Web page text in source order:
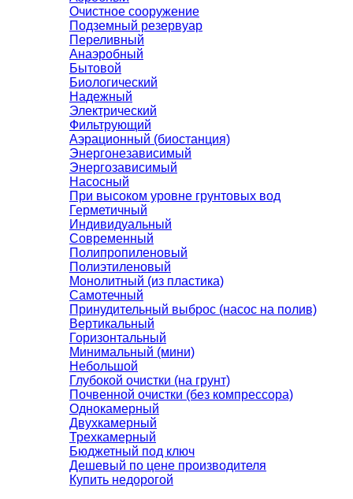
Очистное сооружение
Подземный резервуар
Переливный
Анаэробный
Бытовой
Биологический
Надежный
Электрический
Фильтрующий
Аэрационный (биостанция)
Энергонезависимый
Энергозависимый
Насосный
При высоком уровне грунтовых вод
Герметичный
Индивидуальный
Современный
Полипропиленовый
Полиэтиленовый
Монолитный (из пластика)
Самотечный
Принудительный выброс (насос на полив)
Вертикальный
Горизонтальный
Минимальный (мини)
Небольшой
Глубокой очистки (на грунт)
Почвенной очистки (без компрессора)
Однокамерный
Двухкамерный
Трехкамерный
Бюджетный под ключ
Дешевый по цене производителя
Купить недорогой